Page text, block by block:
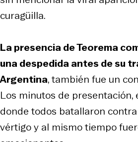
curagüilla.
La presencia de Teorema
una despedida antes de su
Argentina, también fue un
Los minutos de presentación,
donde todos batallaron contra
vértigo y al mismo tiempo